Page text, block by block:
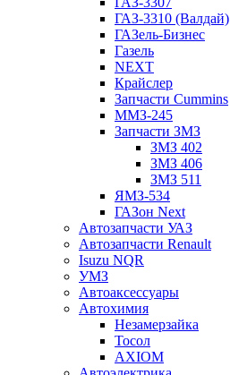
ГАЗ-3310 (Валдай)
ГАЗель-Бизнес
Газель
NEXT
Крайслер
Запчасти Cummins
ММЗ-245
Запчасти ЗМЗ
ЗМЗ 402
ЗМЗ 406
ЗМЗ 511
ЯМЗ-534
ГАЗон Next
Автозапчасти УАЗ
Автозапчасти Renault
Isuzu NQR
УМЗ
Автоаксессуары
Автохимия
Незамерзайка
Тосол
AXIOM